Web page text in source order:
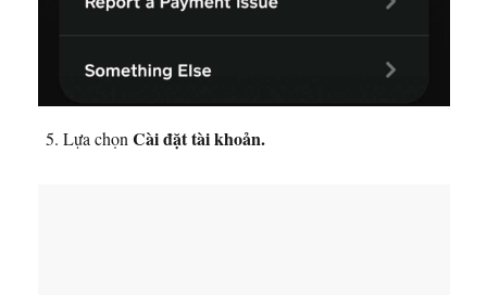
Lựa chọnCài đặt tài khoản.